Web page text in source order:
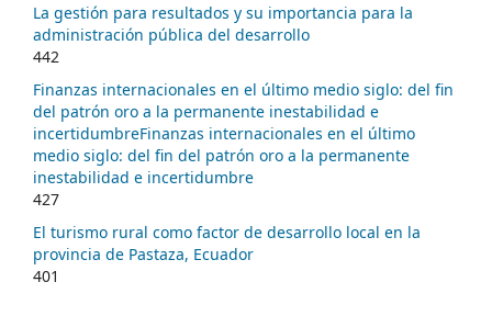
La gestión para resultados y su importancia para la
administración pública del desarrollo
442
Finanzas internacionales en el último medio siglo: del fin
del patrón oro a la permanente inestabilidad e
incertidumbreFinanzas internacionales en el último
medio siglo: del fin del patrón oro a la permanente
inestabilidad e incertidumbre
427
El turismo rural como factor de desarrollo local en la
provincia de Pastaza, Ecuador
401